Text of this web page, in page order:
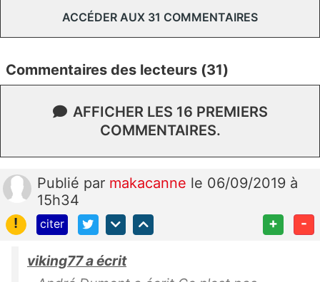
ACCÉDER AUX 31 COMMENTAIRES
Commentaires des lecteurs (31)
AFFICHER LES 16 PREMIERS
COMMENTAIRES.
Publié par makacanne le 06/09/2019 à
15h34
!
citer + -
viking77 a écrit